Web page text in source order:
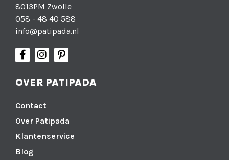
8013PM Zwolle
058 - 48 40 588
info@patipada.nl
OVER PATIPADA
Contact
Over Patipada
Klantenservice
Blog